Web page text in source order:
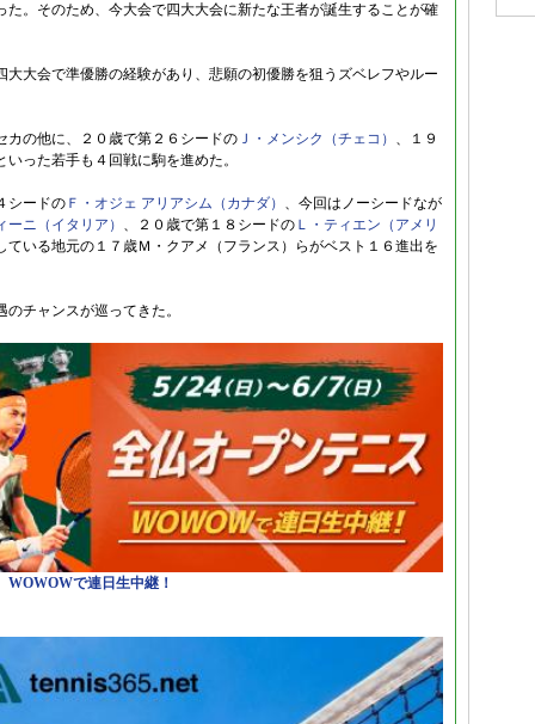
。そのため、今大会で四大大会に新たな王者が誕生することが確
大会で準優勝の経験があり、悲願の初優勝を狙うズベレフやルー
カの他に、２０歳で第２６シードの Ｊ・メンシク（チェコ） 、１９
いった若手も４回戦に駒を進めた。
シードの Ｆ・オジェ アリアシム（カナダ） 、今回はノーシードなが
ニ（イタリア） 、２０歳で第１８シードの Ｌ・ティエン（アメリ
いる地元の１７歳Ｍ・クアメ（フランス）らがベスト１６進出を
チャンスが巡ってきた。
WOWOWで連日生中継！